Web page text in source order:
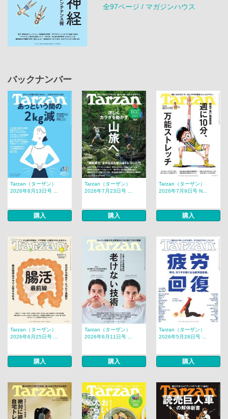
全97ページ / マガジンハウス
バックナンバー
Tarzan（ターザン）
2026年8月13日号 ...
購入
Tarzan（ターザン）
2026年7月23日号 ...
購入
Tarzan（ターザン）
2026年7月9日号 N...
購入
Tarzan（ターザン）
2026年6月25日号 ...
購入
Tarzan（ターザン）
2026年6月11日号 ...
購入
Tarzan（ターザン）
2026年5月28日号 ...
購入